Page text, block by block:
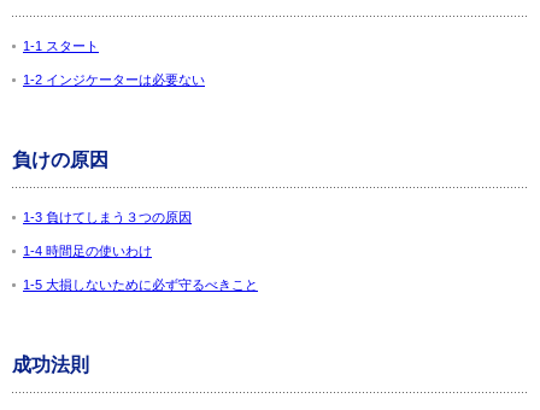
1-1 スタート
1-2 インジケーターは必要ない
負けの原因
1-3 負けてしまう３つの原因
1-4 時間足の使いわけ
1-5 大損しないために必ず守るべきこと
成功法則